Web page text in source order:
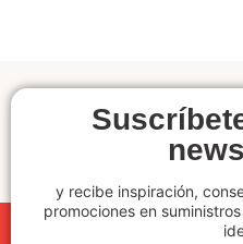
y recibe inspiración,
promociones en